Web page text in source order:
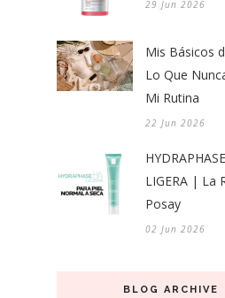
29 Jun 2026
Mis Básicos
Lo Que
Mi Rutina
22 Jun 2026
LIGERA | La
Posay
02 Jun 2026
BLOG ARCHIVE